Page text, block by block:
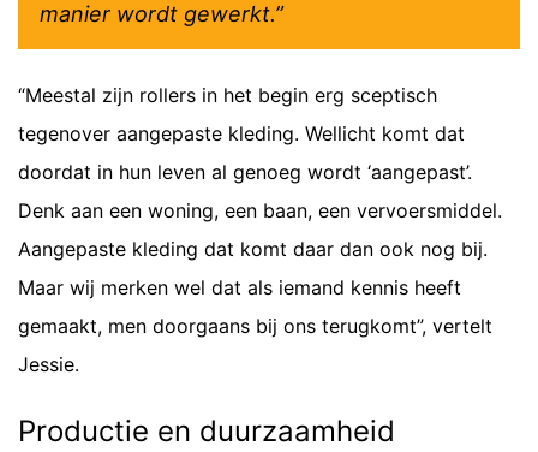
manier wordt gewerkt.”
“Meestal zijn rollers in het begin erg sceptisch
tegenover aangepaste kleding. Wellicht komt dat
doordat in hun leven al genoeg wordt ‘aangepast’.
Denk aan een woning, een baan, een vervoersmiddel.
Aangepaste kleding dat komt daar dan ook nog bij.
Maar wij merken wel dat als iemand kennis heeft
gemaakt, men doorgaans bij ons terugkomt”, vertelt
Jessie.
Productie en duurzaamheid